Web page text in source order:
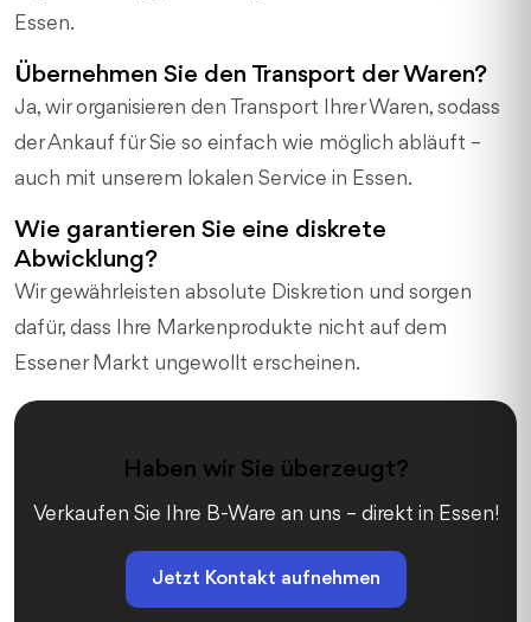
Essen.
Übernehmen Sie den Transport der Waren?
Ja, wir organisieren den Transport Ihrer Waren, sodass
der Ankauf für Sie so einfach wie möglich abläuft –
auch mit unserem lokalen Service in Essen.
Wie garantieren Sie eine diskrete
Abwicklung?
Wir gewährleisten absolute Diskretion und sorgen
dafür, dass Ihre Markenprodukte nicht auf dem
Essener Markt ungewollt erscheinen.
Haben wir Sie überzeugt?
Verkaufen Sie Ihre B-Ware an uns – direkt in Essen!
Jetzt Kontakt aufnehmen